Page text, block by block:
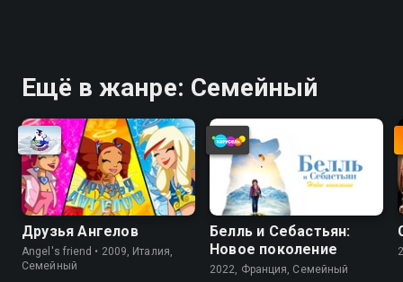
Ещё в жанре: Cемейный
Друзья Ангелов
Angel's friend • 2009, Италия,
Cемейный
Белль и Себастьян:
Новое поколение
2022, Франция, Cемейный